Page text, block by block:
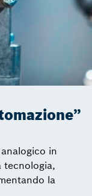
in
tecnologia,
la